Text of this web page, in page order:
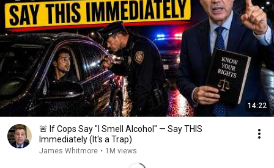
14:22
🚨 If Cops Say "I Smell Alcohol" — Say THIS
Immediately (It's a Trap)
James Whitmore • 1M views